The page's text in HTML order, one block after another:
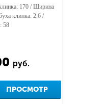
170 / Ширина
клинка: 2.6 /
58
руб.
ПРОСМОТР